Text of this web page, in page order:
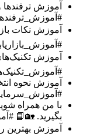
آموزش
آموزش نکات
آموزش
آموزش نحوه
با من همراه
بگیرید. 🏡📘
آموزش بهترین